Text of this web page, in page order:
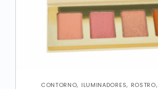
CONTORNO, ILUMINADORES, ROSTRO,